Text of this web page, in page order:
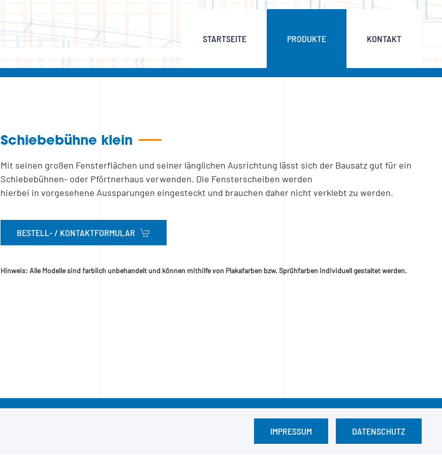
STARTSEITE PRODUKTE KONTAKT
Schiebebühne klein
Mit seinen großen Fensterflächen und seiner länglichen Ausrichtung lässt sich der Bausatz gut für ein
Schiebebühnen- oder Pförtnerhaus verwenden. Die Fensterscheiben werden
hierbei in vorgesehene Aussparungen eingesteckt und brauchen daher nicht verklebt zu werden.
BESTELL- / KONTAKTFORMULAR
Hinweis: Alle Modelle sind farblich unbehandelt und können mithilfe von Plakafarben bzw. Sprühfarben individuell gestaltet werden.
IMPRESSUM DATENSCHUTZ